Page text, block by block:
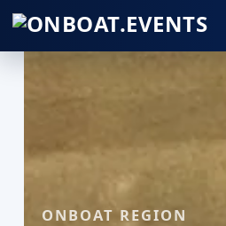
ONBOAT REGION